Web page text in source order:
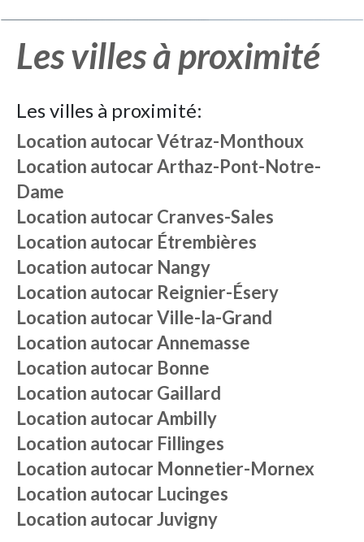
Les villes à proximité
Les villes à proximité:
Location autocarVétraz-Monthoux
Location autocarArthaz-Pont-Notre-
Dame
Location autocarCranves-Sales
Location autocar Étrembières
Location autocar Nangy
Location autocar Reignier-Ésery
Location autocarVille-la-Grand
Location autocarAnnemasse
Location autocar Bonne
Location autocarGaillard
Location autocarAmbilly
Location autocar Fillinges
Location autocar Monnetier-Mornex
Location autocar Lucinges
Location autocarJuvigny